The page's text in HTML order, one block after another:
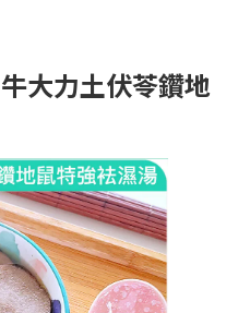
大力土伏苓鑽地